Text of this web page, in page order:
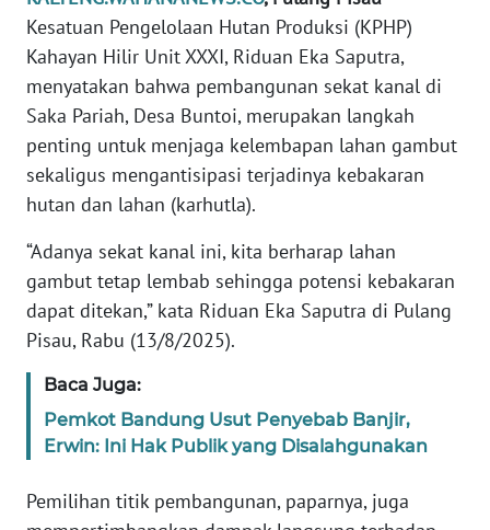
Kesatuan Pengelolaan Hutan Produksi (KPHP)
Kahayan Hilir Unit XXXI, Riduan Eka Saputra,
menyatakan bahwa pembangunan sekat kanal di
Saka Pariah, Desa Buntoi, merupakan langkah
penting untuk menjaga kelembapan lahan gambut
sekaligus mengantisipasi terjadinya kebakaran
hutan dan lahan (karhutla).
“Adanya sekat kanal ini, kita berharap lahan
gambut tetap lembab sehingga potensi kebakaran
dapat ditekan,” kata Riduan Eka Saputra di Pulang
Pisau, Rabu (13/8/2025).
Baca Juga:
Pemkot Bandung Usut Penyebab Banjir,
Erwin: Ini Hak Publik yang Disalahgunakan
Pemilihan titik pembangunan, paparnya, juga
SIBER
REDAKSI
KARIR
DISCLAIMER
Wahana
News
Regional
WN
WN
JAKARTA
WN